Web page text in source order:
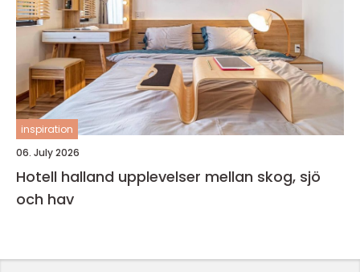
inspiration
06. July 2026
Hotell halland upplevelser mellan skog, sjö
och hav